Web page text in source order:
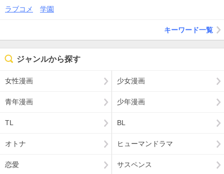
ラブコメ
学園
キーワード一覧
ジャンルから探す
女性漫画 少女漫画
青年漫画 少年漫画
TL BL
オトナ ヒューマンドラマ
恋愛 サスペンス